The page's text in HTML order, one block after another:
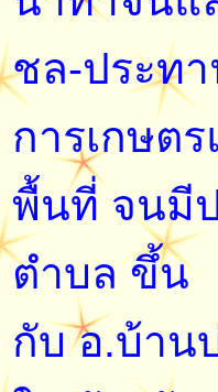
ชล-ประท
การเกษต
พื้นที่ จนมี
ตำบล ขึ้น
กับ อ.บ้าน